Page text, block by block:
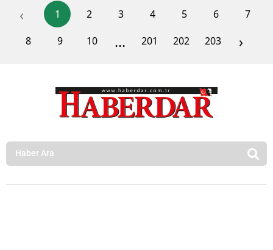
‹ 1 2 3 4 5 6
7
8
9 10 ... 201 202 203 ›